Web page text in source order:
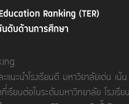
ะนำโรงเรียนดี มหาวิยาลัยเด่น เน้น
รียนต่อในระดับมหาวิทยาลัย โรงเรีย